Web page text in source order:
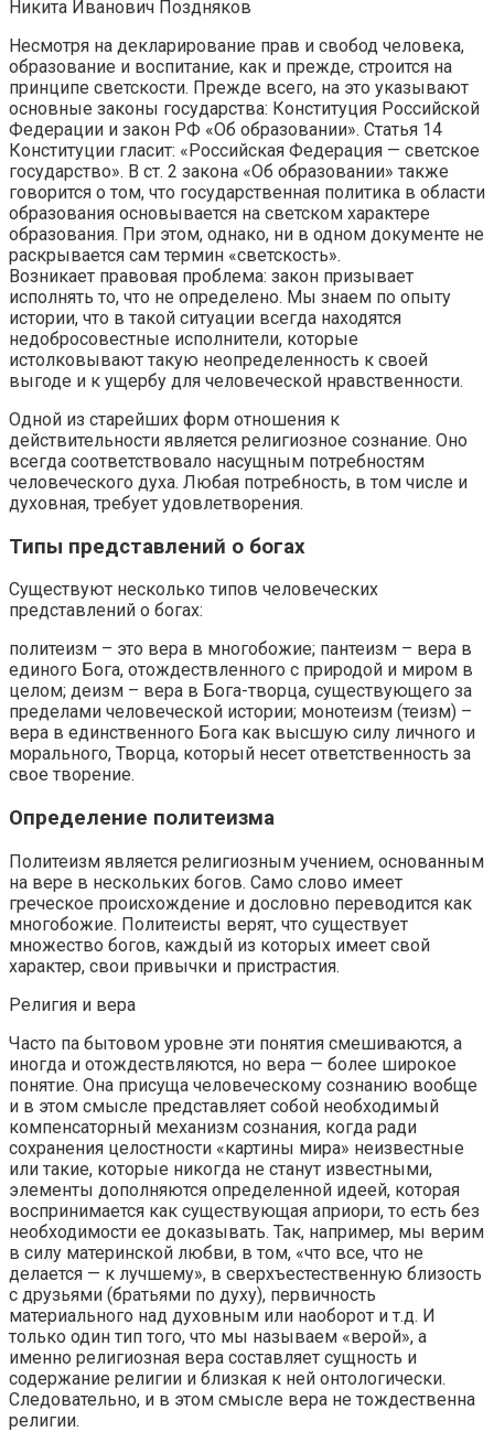
Никита Иванович Поздняков
Несмотря на декларирование прав и свобод человека,
образование и воспитание, как и прежде, строится на
принципе светскости. Прежде всего, на это указывают
основные законы государства: Конституция Российской
Федерации и закон РФ «Об образовании». Статья 14
Конституции гласит: «Российская Федерация — светское
государство». В ст. 2 закона «Об образовании» также
говорится о том, что государственная политика в области
образования основывается на светском характере
образования. При этом, однако, ни в одном документе не
раскрывается сам термин «светскость».
Возникает правовая проблема: закон призывает
исполнять то, что не определено. Мы знаем по опыту
истории, что в такой ситуации всегда находятся
недобросовестные исполнители, которые
истолковывают такую неопределенность к своей
выгоде и к ущербу для человеческой нравственности.
Одной из старейших форм отношения к
действительности является религиозное сознание. Оно
всегда соответствовало насущным потребностям
человеческого духа. Любая потребность, в том числе и
духовная, требует удовлетворения.
Типы представлений о богах
Существуют несколько типов человеческих
представлений о богах:
политеизм – это вера в многобожие; пантеизм – вера в
единого Бога, отождествленного с природой и миром в
целом; деизм – вера в Бога-творца, существующего за
пределами человеческой истории; монотеизм (теизм) –
вера в единственного Бога как высшую силу личного и
морального, Творца, который несет ответственность за
свое творение.
Определение политеизма
Политеизм является религиозным учением, основанным
на вере в нескольких богов. Само слово имеет
греческое происхождение и дословно переводится как
многобожие. Политеисты верят, что существует
множество богов, каждый из которых имеет свой
характер, свои привычки и пристрастия.
Религия и вера
Часто па бытовом уровне эти понятия смешиваются, а
иногда и отождествляются, но вера — более широкое
понятие. Она присуща человеческому сознанию вообще
и в этом смысле представляет собой необходимый
компенсаторный механизм сознания, когда ради
сохранения целостности «картины мира» неизвестные
или такие, которые никогда не станут известными,
элементы дополняются определенной идеей, которая
воспринимается как существующая априори, то есть без
необходимости ее доказывать. Так, например, мы верим
в силу материнской любви, в том, «что все, что не
делается — к лучшему», в сверхъестественную близость
с друзьями (братьями по духу), первичность
материального над духовным или наоборот и т.д. И
только один тип того, что мы называем «верой», а
именно религиозная вера составляет сущность и
содержание религии и близкая к ней онтологически.
Следовательно, и в этом смысле вера не тождественна
религии.